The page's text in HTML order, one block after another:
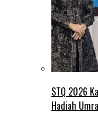
STQ 2026
Hadiah